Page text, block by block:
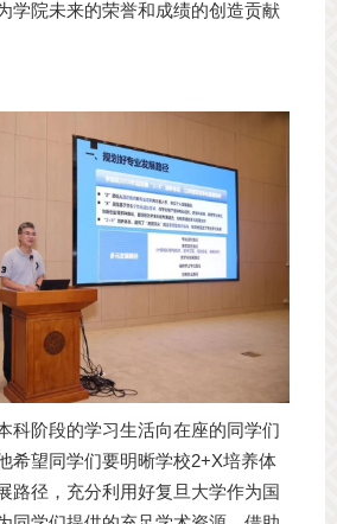
学院未来的荣誉和成绩的创造贡献
科阶段的学习生活向在座的同学们
希望同学们要明晰学校2+X培养体
路径，充分利用好复旦大学作为国